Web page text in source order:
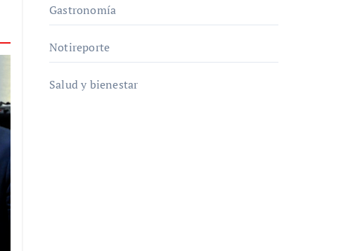
Gastronomía
Notireporte
Salud y bienestar